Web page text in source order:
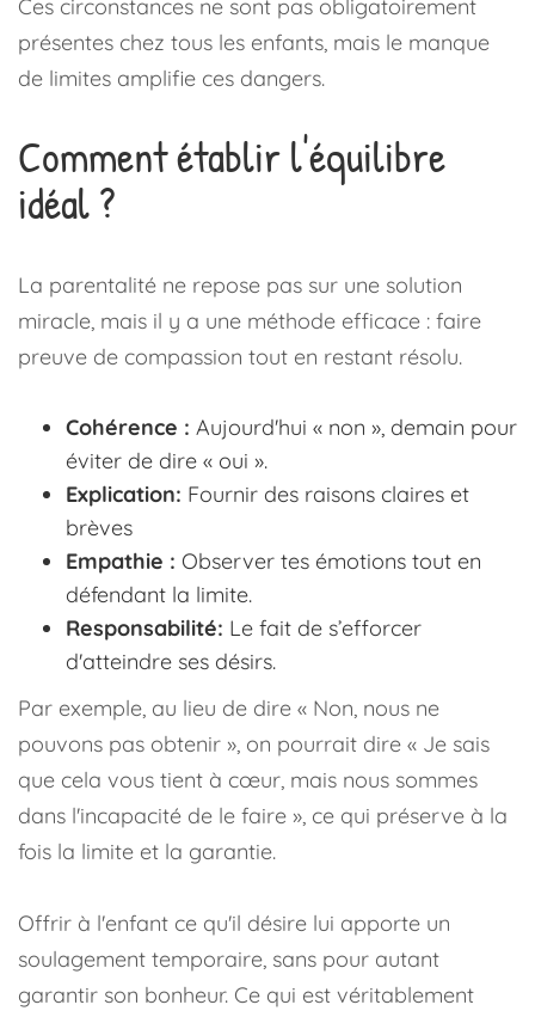
Ces circonstances ne sont pas obligatoirement
présentes chez tous les enfants, mais le manque
de limites amplifie ces dangers.
Comment établir l'équilibre
idéal ?
La parentalité ne repose pas sur une solution
miracle, mais il y a une méthode efficace : faire
preuve de compassion tout en restant résolu.
Cohérence : Aujourd'hui « non », demain pour
éviter de dire « oui ».
Explication: Fournir des raisons claires et
brèves
Empathie : Observer tes émotions tout en
défendant la limite.
Responsabilité: Le fait de s’efforcer
d'atteindre ses désirs.
Par exemple, au lieu de dire « Non, nous ne
pouvons pas obtenir », on pourrait dire « Je sais
que cela vous tient à cœur, mais nous sommes
dans l'incapacité de le faire », ce qui préserve à la
fois la limite et la garantie.
Offrir à l'enfant ce qu'il désire lui apporte un
soulagement temporaire, sans pour autant
garantir son bonheur. Ce qui est véritablement